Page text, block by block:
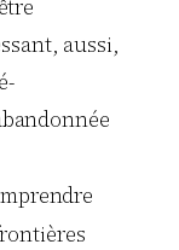
aussi,